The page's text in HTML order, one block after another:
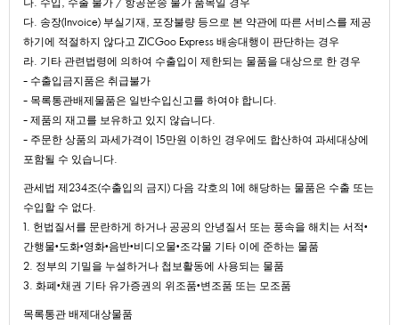
다.송장(Invoice)부실기재,포장불량등으로본약관에따른서비스를제공
하기에적절하지않다고ZICGooExpress배송대행이판단하는경우
라.기타관련법령에의하여수출입이제한되는물품을대상으로한경우
-수출입금지품은취급불가
-목록통관배제물품은일반수입신고를하여야합니다.
-제품의재고를보유하고있지않습니다.
-주문한상품의과세가격이15만원이하인경우에도합산하여과세대상에
포함될수있습니다.
관세법제234조(수출입의금지)다음각호의1에해당하는물품은수출또는
수입할수없다.
1.헌법질서를문란하게하거나공공의안녕질서또는풍속을해치는서적•
간행물•도화•영화•음반•비디오물•조각물기타이에준하는물품
2.정부의기밀을누설하거나첩보활동에사용되는물품
3.화폐•채권기타유가증권의위조품•변조품또는모조품
목록통관배제대상물품